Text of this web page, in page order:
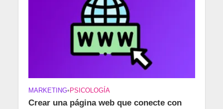
MARKETING• PSICOLOGÍA
Crear una página web que conecte con